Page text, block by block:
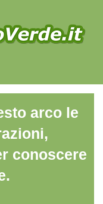
arco le
conoscere